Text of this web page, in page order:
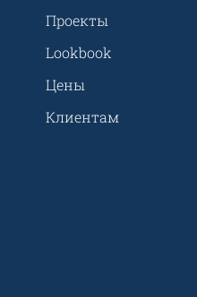
Проекты
Lookbook
Цены
Клиентам